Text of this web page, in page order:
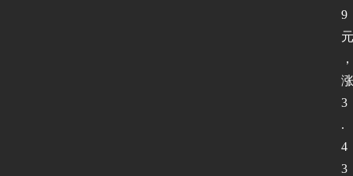
9
元
，
涨
3
.
4
3